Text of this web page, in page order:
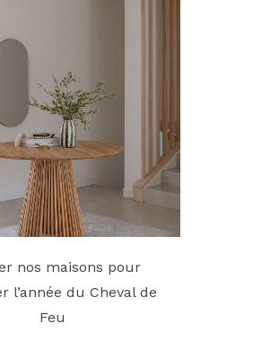
nos maisons pour
l’année du Cheval de
Feu